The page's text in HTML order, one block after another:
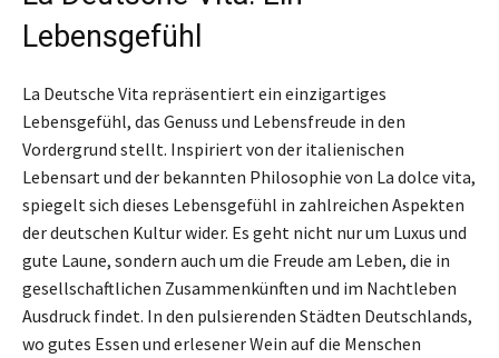
Lebensgefühl
La Deutsche Vita repräsentiert ein einzigartiges
Lebensgefühl, das Genuss und Lebensfreude in den
Vordergrund stellt. Inspiriert von der italienischen
Lebensart und der bekannten Philosophie von La dolce vita,
spiegelt sich dieses Lebensgefühl in zahlreichen Aspekten
der deutschen Kultur wider. Es geht nicht nur um Luxus und
gute Laune, sondern auch um die Freude am Leben, die in
gesellschaftlichen Zusammenkünften und im Nachtleben
Ausdruck findet. In den pulsierenden Städten Deutschlands,
wo gutes Essen und erlesener Wein auf die Menschen